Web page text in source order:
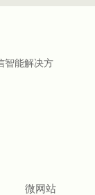
智能解决方
微网站